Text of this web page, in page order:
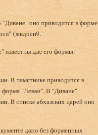
"Диване" оно приводится в форме
()евдоси9.
известны две его формы:
В памятнике приводится в
форма "Леван". В "Диване"
В списке абхазских царей оно
дано без форменных